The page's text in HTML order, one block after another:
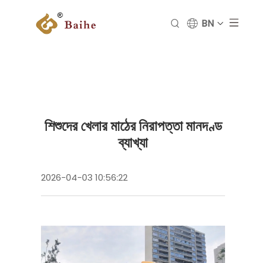
BN
শিশুদের খেলার মাঠের নিরাপত্তা মানদণ্ড
ব্যাখ্যা
2026-04-03 10:56:22